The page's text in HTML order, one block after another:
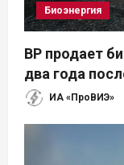
а
п
и
с
Биоэнергия
BP продает
два года
ИА «ПроВИЭ»